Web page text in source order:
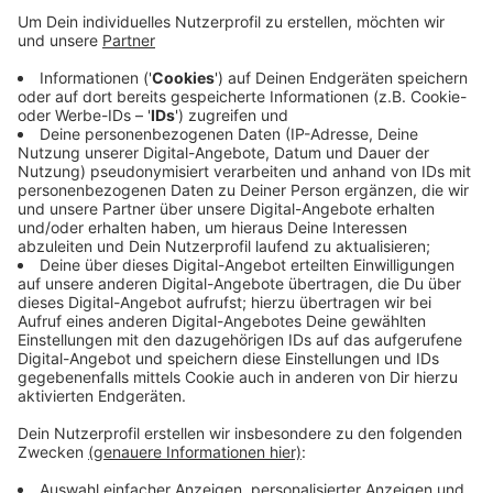
Wetter: Gerade älteren Menschen fehlt in diesen
Zeiten der soziale Kontakt. Da sie nur selten über die
das gute alte Telefon zurück. Sie bietet ihren Mietern
und Mitgliedern eine Telefonsprechstunde an.
Sie dient nicht nur zum Reden und austauschen. Die
Anrufer bekommen auch Tipps, wie sie über
Einkaufsdienste oder andere Unterstützung gut
versorgt sein können. Die Sprechzeiten sind montags
bis freitags von 9.00 bis 17.00 Uhr. Die Telefonnummer
in Wetter lautet: 84 60 05.
Anzeige